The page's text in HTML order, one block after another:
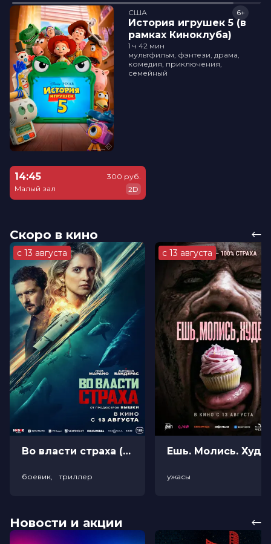
США
История игрушек 5 (в
рамках Киноклуба)
6+
1 ч 42 мин
мультфильм, фэнтези, драма,
комедия, приключения,
семейный
14:45
Малый зал
300 руб.
2D
Скоро в кино
с 13 августа
Во власти страха (18+)
боевик, триллер
с 13 августа
ужасы
Новости и акции